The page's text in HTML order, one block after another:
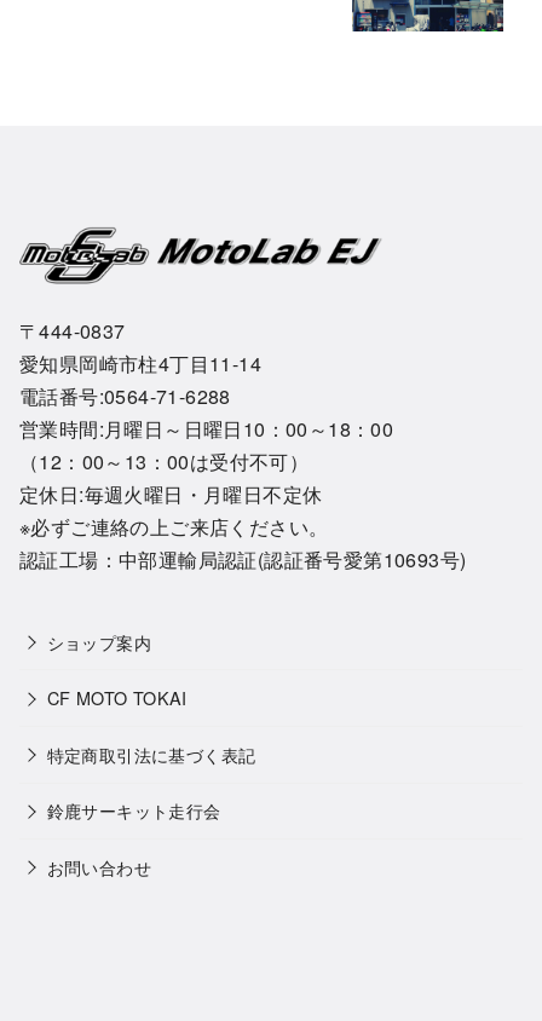
〒444-0837
愛知県岡崎市柱4丁目11-14
電話番号:0564-71-6288
営業時間:月曜日～日曜日10：00～18：00
（12：00～13：00は受付不可）
定休日:毎週火曜日・月曜日不定休
※必ずご連絡の上ご来店ください。
認証工場：中部運輸局認証(認証番号愛第10693号)
ショップ案内
CF MOTO TOKAI
特定商取引法に基づく表記
鈴鹿サーキット走行会
お問い合わせ